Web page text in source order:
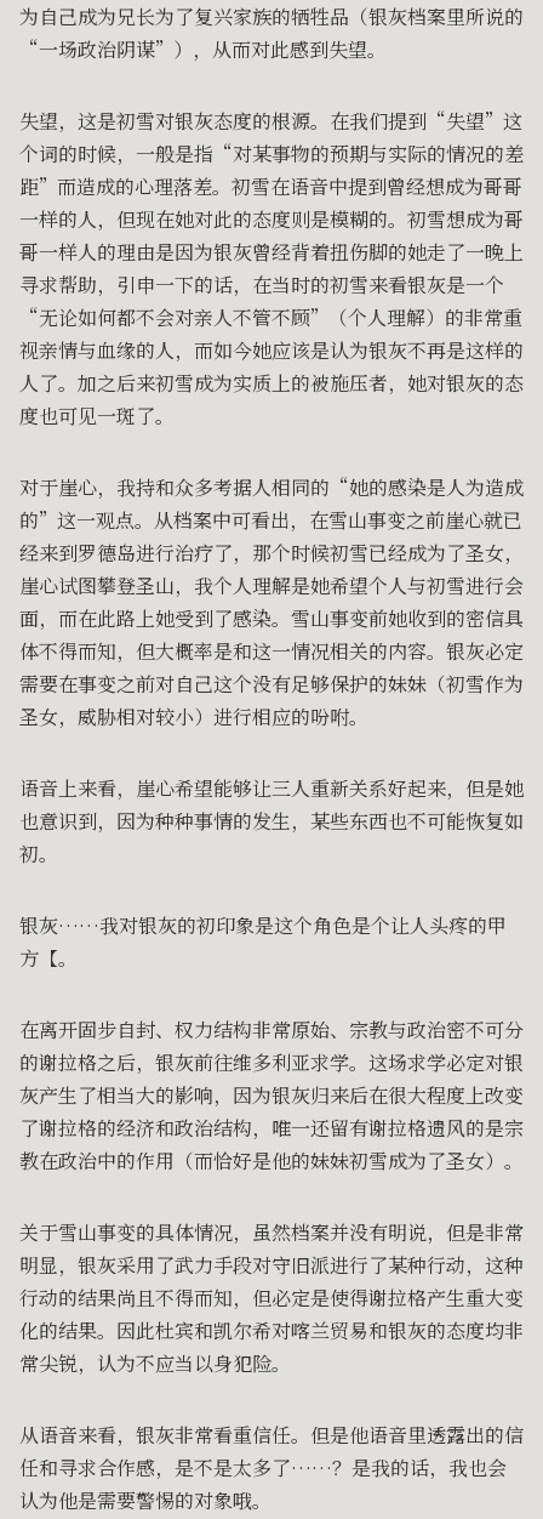
为自己成为兄长为了复兴家族的牺牲品（银灰档案里所说的
“一场政治阴谋”），从而对此感到失望。
失望，这是初雪对银灰态度的根源。在我们提到“失望”这
个词的时候，一般是指“对某事物的预期与实际的情况的差
距”而造成的心理落差。初雪在语音中提到曾经想成为哥哥
一样的人，但现在她对此的态度则是模糊的。初雪想成为哥
哥一样人的理由是因为银灰曾经背着扭伤脚的她走了一晚上
寻求帮助，引申一下的话，在当时的初雪来看银灰是一个
“无论如何都不会对亲人不管不顾”（个人理解）的非常重
视亲情与血缘的人，而如今她应该是认为银灰不再是这样的
人了。加之后来初雪成为实质上的被施压者，她对银灰的态
度也可见一斑了。
对于崖心，我持和众多考据人相同的“她的感染是人为造成
的”这一观点。从档案中可看出，在雪山事变之前崖心就已
经来到罗德岛进行治疗了，那个时候初雪已经成为了圣女，
崖心试图攀登圣山，我个人理解是她希望个人与初雪进行会
面，而在此路上她受到了感染。雪山事变前她收到的密信具
体不得而知，但大概率是和这一情况相关的内容。银灰必定
需要在事变之前对自己这个没有足够保护的妹妹（初雪作为
圣女，威胁相对较小）进行相应的吩咐。
语音上来看，崖心希望能够让三人重新关系好起来，但是她
也意识到，因为种种事情的发生，某些东西也不可能恢复如
初。
银灰……我对银灰的初印象是这个角色是个让人头疼的甲
方【。
在离开固步自封、权力结构非常原始、宗教与政治密不可分
的谢拉格之后，银灰前往维多利亚求学。这场求学必定对银
灰产生了相当大的影响，因为银灰归来后在很大程度上改变
了谢拉格的经济和政治结构，唯一还留有谢拉格遗风的是宗
教在政治中的作用（而恰好是他的妹妹初雪成为了圣女）。
关于雪山事变的具体情况，虽然档案并没有明说，但是非常
明显，银灰采用了武力手段对守旧派进行了某种行动，这种
行动的结果尚且不得而知，但必定是使得谢拉格产生重大变
化的结果。因此杜宾和凯尔希对喀兰贸易和银灰的态度均非
常尖锐，认为不应当以身犯险。
从语音来看，银灰非常看重信任。但是他语音里透露出的信
任和寻求合作感，是不是太多了……？是我的话，我也会
认为他是需要警惕的对象哦。